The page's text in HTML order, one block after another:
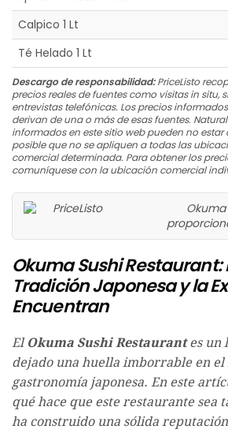
Calpico 1 Lt
Té Helado 1 Lt
Descargo de responsabilidad:PriceListo
precios reales de fuentes como visitas in situ,
entrevistas telefónicas. Los precios
derivan de una o más de esas fuentes.
informados en este sitio web pueden no estar
posible que no se apliquen a todas las
comercial determinada. Para obtener los
comuníquese con la ubicación comercial
Okuma Sushi Restaurant:
Tradición Japonesa y la
Encuentran
El Okuma Sushi Restaurantes un
dejado una huella imborrable en el
gastronomía japonesa. En este
qué hace que este restaurante sea
ha construido una sólida